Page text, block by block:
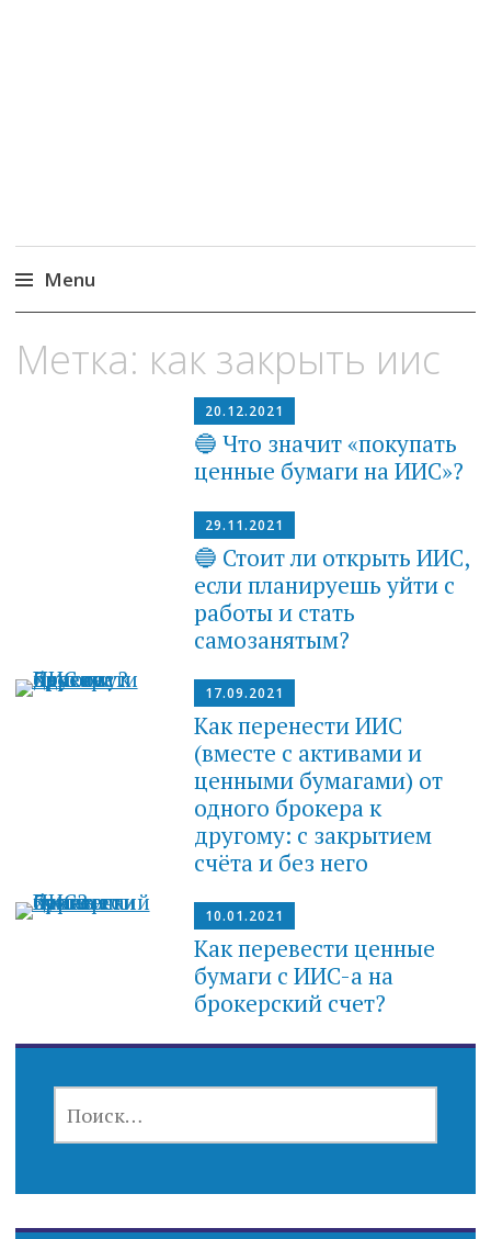
Menu
to
Метка: как закрыть иис
20.12.2021
🔵 Что значит «покупать
ценные бумаги на ИИС»?
29.11.2021
🔵 Стоит ли открыть ИИС,
если планируешь уйти с
работы и стать
самозанятым?
17.09.2021
Как перенести ИИС
(вместе с активами и
ценными бумагами) от
одного брокера к
другому: с закрытием
счёта и без него
10.01.2021
Как перевести ценные
бумаги с ИИС-а на
брокерский счет?